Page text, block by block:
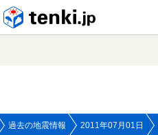
過去の地震情報 2011年07月01日